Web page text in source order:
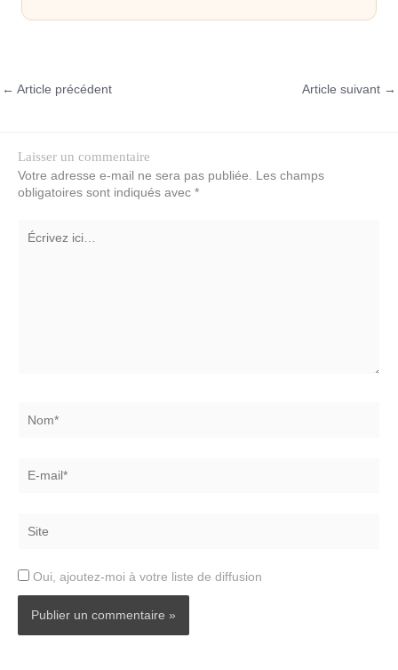
← Article précédent Article suivant →
Laisser un commentaire
Votre adresse e-mail ne sera pas publiée.
Les champs
obligatoires sont indiqués avec *
ici…
mail*
Oui, ajoutez-moi à votre liste de diffusion